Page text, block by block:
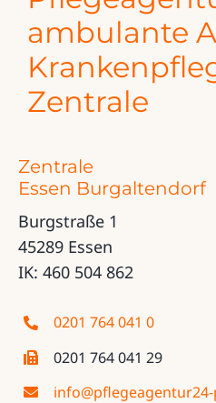
ambulante
Zentrale
Zentrale
Essen Burgaltendorf
Burgstraße 1
45289 Essen
IK: 460 504 862
0201 764 041 0
0201 764 041 29